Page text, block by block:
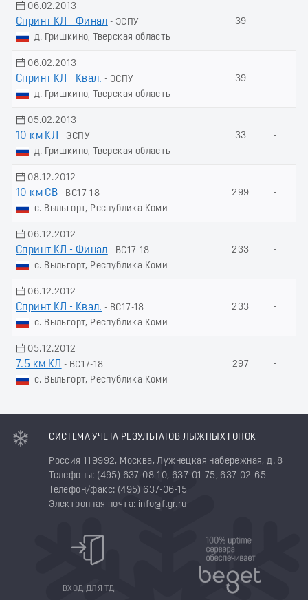
06.02.2013
Спринт КЛ - Финал - ЭСПУ
д. Гришкино, Тверская область
39 -
06.02.2013
Спринт КЛ - Квал. - ЭСПУ
д. Гришкино, Тверская область
39 -
05.02.2013
10 км КЛ
- ЭСПУ
д. Гришкино, Тверская область
33 -
08.12.2012
10 км СВ - ВС17-18
с. Выльгорт, Республика Коми
299 -
06.12.2012
Спринт КЛ - Финал - ВС17-18
с. Выльгорт, Республика Коми
233 -
06.12.2012
Спринт КЛ - Квал. - ВС17-18
с. Выльгорт, Республика Коми
233 -
05.12.2012
7.5 км КЛ
- ВС17-18
с. Выльгорт, Республика Коми
297 -
СИСТЕМА УЧЕТА РЕЗУЛЬТАТОВ ЛЫЖНЫХ ГОНОК
Россия 119992, Москва, Лужнецкая набережная, д. 8
Телефоны: (495) 637-08-10, 637-01-75, 637-02-65
Телефон/факс: (495) 637-06-15
Электронная почта: info@flgr.ru
ВХОД ДЛЯ ТД